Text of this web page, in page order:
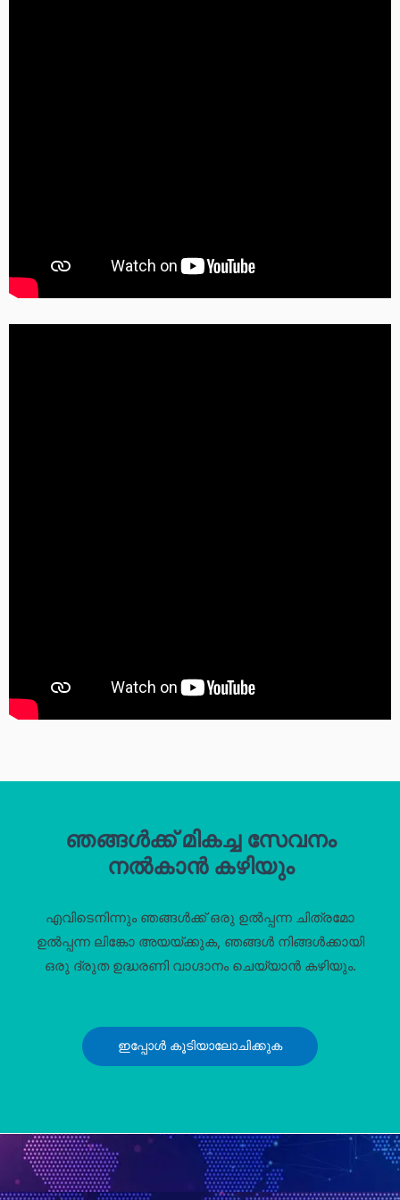
ഞങ്ങൾക്ക് മികച്ച സേവനം
നൽകാൻ കഴിയും
എവിടെനിന്നും ഞങ്ങൾക്ക് ഒരു ഉൽപ്പന്ന ചിത്രമോ
ഉൽപ്പന്ന ലിങ്കോ അയയ്‌ക്കുക, ഞങ്ങൾ നിങ്ങൾക്കായി
ഒരു ദ്രുത ഉദ്ധരണി വാഗ്ദാനം ചെയ്യാൻ കഴിയും.
ഇപ്പോൾ കൂടിയാലോചിക്കുക